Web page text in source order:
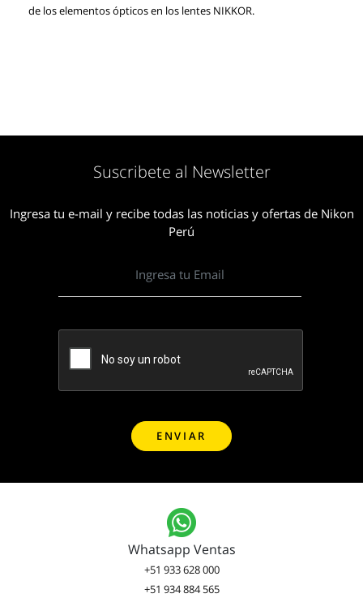
de los elementos ópticos en los lentes NIKKOR.
Suscribete al Newsletter
Ingresa tu e-mail y recibe todas las noticias y ofertas de Nikon
Perú
Whatsapp Ventas
+51 933 628 000
+51 934 884 565